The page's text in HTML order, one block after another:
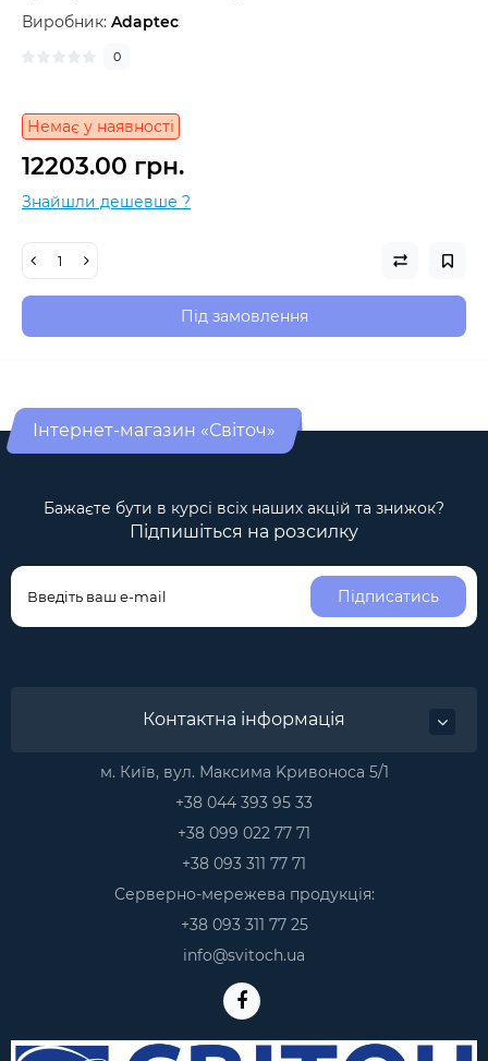
Виробник: Adaptec
0
Немає у наявності
12203.00 грн.
Знайшли дешевше ?
Під замовлення
Інтернет-магазин «Світоч»
Бажаєте бути в курсі всіх наших акцій та знижок?
Підпишіться на розсилку
Підписатись
Контактна інформація
м. Київ, вул. Максима Kривоноса 5/1
+38 044 393 95 33
+38 099 022 77 71
+38 093 311 77 71
Серверно-мережева продукція:
+38 093 311 77 25
info@svitoch.ua